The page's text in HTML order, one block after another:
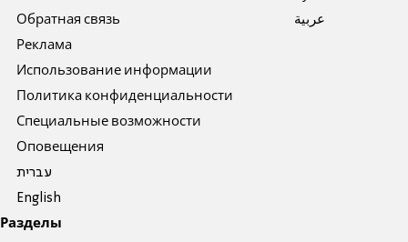
Обратная связь
Реклама
Использование информации
Политика конфиденциальности
Специальные возможности
Оповещения
עברית
English
عربية
Разделы